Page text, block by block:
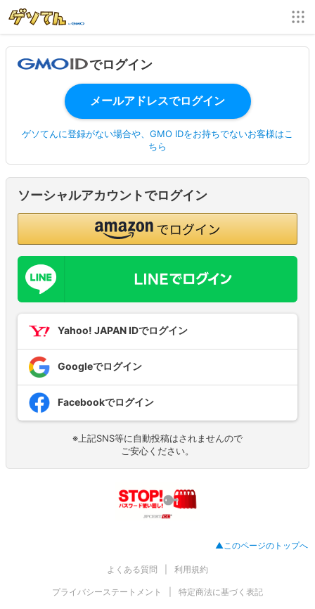
でログイン
ゲソてんに登録がない場合や、GMO IDをお持ちでないお客様はこ
ちら
ソーシャルアカウントでログイン
Yahoo! JAPAN IDでログイン
Googleでログイン
Facebookでログイン
※上記SNS等に自動投稿はされませんので
ご安心ください。
▲このページのトップへ
よくある質問 利用規約
プライバシーステートメント 特定商法に基づく表記